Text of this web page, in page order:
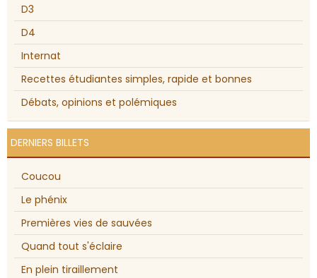
D3
D4
Internat
Recettes étudiantes simples, rapide et bonnes
Débats, opinions et polémiques
DERNIERS BILLETS
Coucou
Le phénix
Premières vies de sauvées
Quand tout s'éclaire
En plein tiraillement